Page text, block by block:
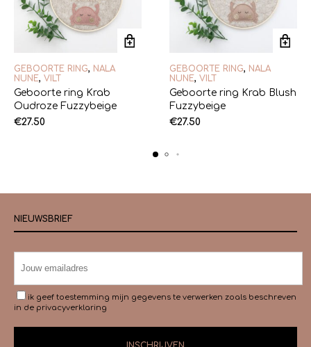
GEBOORTE RING, NALA
NUNE, VILT
Geboorte ring Krab
Oudroze Fuzzybeige
€27.50
GEBOORTE RING, NALA
NUNE, VILT
Geboorte ring Krab Blush
Fuzzybeige
€27.50
NIEUWSBRIEF
ik geef toestemming mijn gegevens te verwerken zoals beschreven
in de privacyverklaring